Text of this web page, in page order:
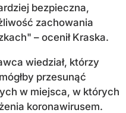
bezpieczna,
zachowania
– ocenił Kraska.
wiedział, którzy
przesunąć
w miejsca, w których
koronawirusem.